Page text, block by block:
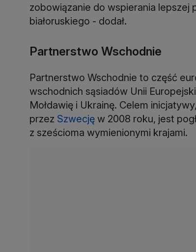
zobowiązanie do wspierania lepszej
białoruskiego - dodał.
Partnerstwo Wschodnie
Partnerstwo Wschodnie to część
wschodnich sąsiadów Unii
Mołdawię i Ukrainę. Celem
przez Szwecję w 2008 roku, jest
z sześcioma wymienionymi krajami.